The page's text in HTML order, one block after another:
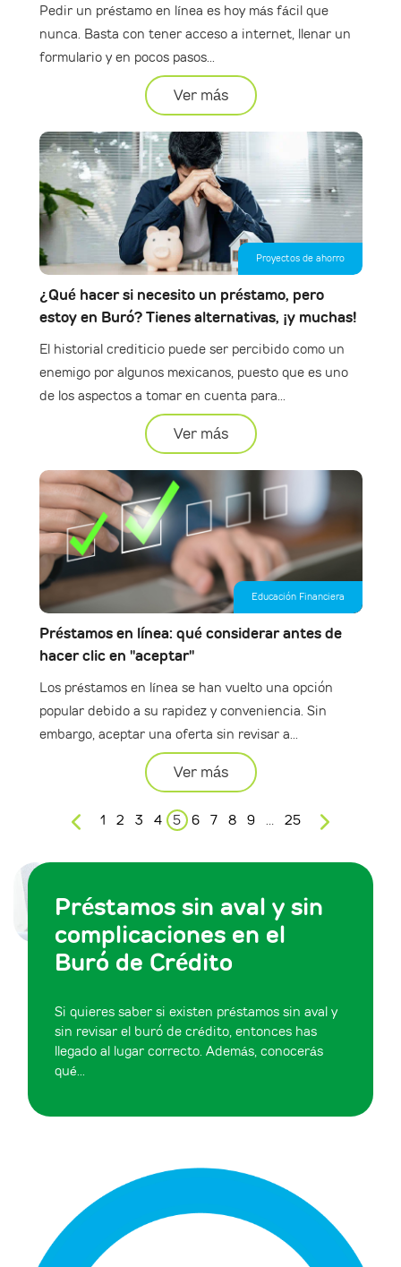
Pedir un préstamo en línea es hoy más fácil que
nunca. Basta con tener acceso a internet, llenar un
formulario y en pocos pasos...
Ver más
Proyectos de ahorro
¿Qué hacer si necesito un préstamo, pero
estoy en Buró? Tienes alternativas, ¡y muchas!
El historial crediticio puede ser percibido como un
enemigo por algunos mexicanos, puesto que es uno
de los aspectos a tomar en cuenta para...
Ver más
Educación Financiera
Préstamos en línea: qué considerar antes de
hacer clic en "aceptar"
Los préstamos en línea se han vuelto una opción
popular debido a su rapidez y conveniencia. Sin
embargo, aceptar una oferta sin revisar a...
Ver más
1 2 3 4 5 6 7 8 9 … 25
Préstamos sin aval y sin
complicaciones en el
Buró de Crédito
Si quieres saber si existen préstamos sin aval y
sin revisar el buró de crédito, entonces has
llegado al lugar correcto. Además, conocerás
qué...